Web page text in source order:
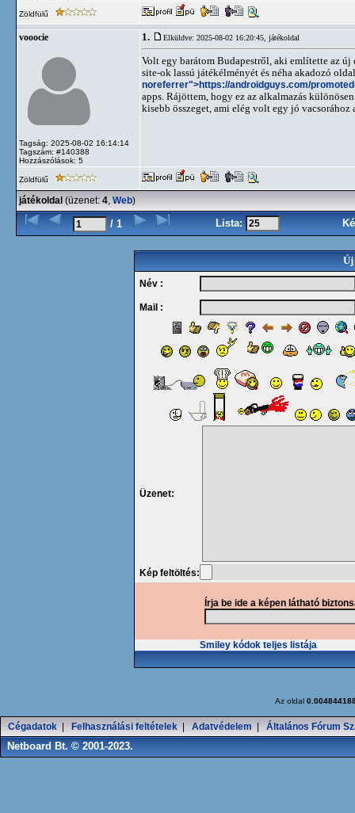
Zöldfülű
vooocie
Tagság: 2025-08-02 16:14:14
Tagszám: #140388
Hozzászólások: 5
1. Elküldve: 2025-08-02 16:20:45, játékoldal
Volt egy barátom Budapestről, aki említette az
site-ok lassú játékélményét és néha akadozó
noreferrer">https://androidguys.com/
apps. Rájöttem, hogy ez az alkalmazás
kisebb összeget, ami elég volt egy jó
Zöldfülű
játékoldal (üzenet: 4, Web)
/ 1 Lista:
Új
Név :
Mail :
Üzenet:
Kép feltöltés:
Írja be ide a képen látható
Smiley kódok teljes listája
Az oldal
Cégadatok Felhasználási feltételek Adatvédelem Általános Fórum
Netboard Bt. © 2001-2023.